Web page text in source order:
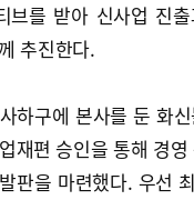
브를 받아 신사업 진
추진한다.
하구에 본사를 둔 화
재편 승인을 통해 경
판을 마련했다. 우선